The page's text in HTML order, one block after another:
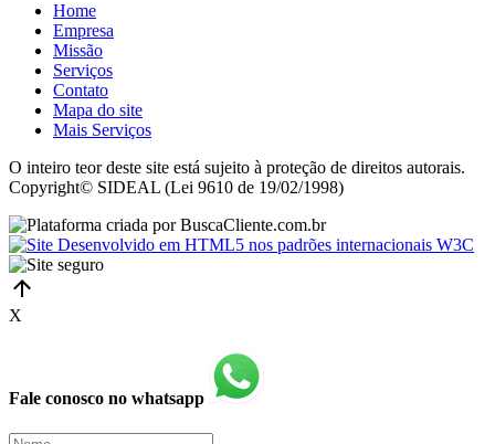
Home
Empresa
Missão
Serviços
Contato
Mapa do site
Mais Serviços
O inteiro teor deste site está sujeito à proteção de direitos autorais.
Copyright© SIDEAL (Lei 9610 de 19/02/1998)
X
Fale conosco no whatsapp